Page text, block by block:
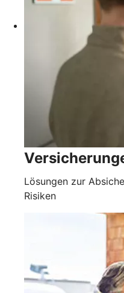
Lösungen zur
Risiken